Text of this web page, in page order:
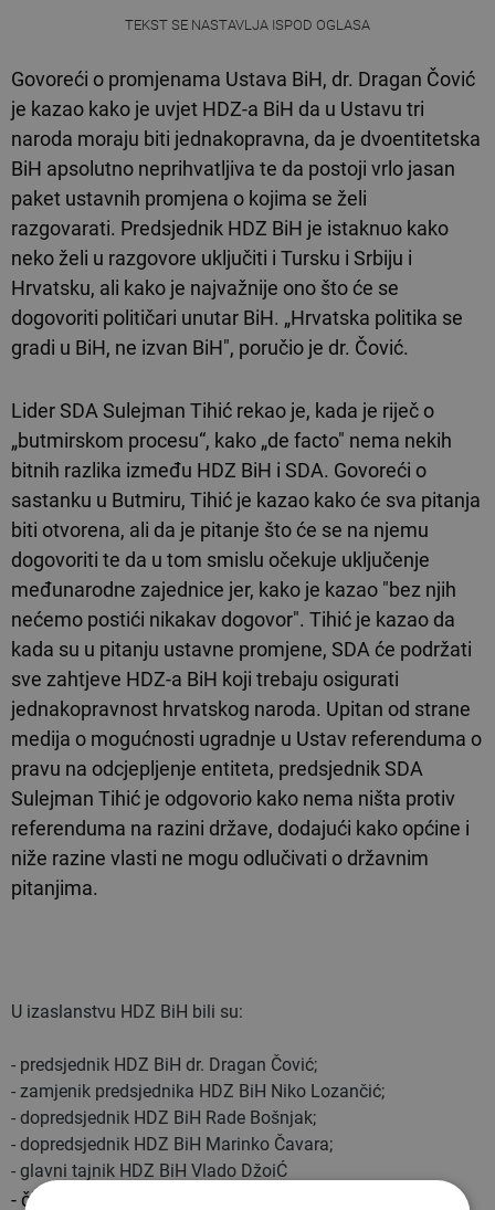
TEKST SE NASTAVLJA ISPOD OGLASA
Govoreći o promjenama Ustava BiH, dr. Dragan Čović
je kazao kako je uvjet HDZ-a BiH da u Ustavu tri
naroda moraju biti jednakopravna, da je dvoentitetska
BiH apsolutno neprihvatljiva te da postoji vrlo jasan
paket ustavnih promjena o kojima se želi
razgovarati. Predsjednik HDZ BiH je istaknuo kako
neko želi u razgovore uključiti i Tursku i Srbiju i
Hrvatsku, ali kako je najvažnije ono što će se
dogovoriti političari unutar BiH. „Hrvatska politika se
gradi u BiH, ne izvan BiH", poručio je dr. Čović.
Lider SDA Sulejman Tihić rekao je, kada je riječ o
„butmirskom procesu“, kako „de facto" nema nekih
bitnih razlika između HDZ BiH i SDA. Govoreći o
sastanku u Butmiru, Tihić je kazao kako će sva pitanja
biti otvorena, ali da je pitanje što će se na njemu
dogovoriti te da u tom smislu očekuje uključenje
međunarodne zajednice jer, kako je kazao "bez njih
nećemo postići nikakav dogovor". Tihić je kazao da
kada su u pitanju ustavne promjene, SDA će podržati
sve zahtjeve HDZ-a BiH koji trebaju osigurati
jednakopravnost hrvatskog naroda. Upitan od strane
medija o mogućnosti ugradnje u Ustav referenduma o
pravu na odcjepljenje entiteta, predsjednik SDA
Sulejman Tihić je odgovorio kako nema ništa protiv
referenduma na razini države, dodajući kako općine i
niže razine vlasti ne mogu odlučivati o državnim
pitanjima.
U izaslanstvu HDZ BiH bili su:
- predsjednik HDZ BiH dr. Dragan Čović;
- zamjenik predsjednika HDZ BiH Niko Lozančić;
- dopredsjednik HDZ BiH Rade Bošnjak;
- dopredsjednik HDZ BiH Marinko Čavara;
- glavni tajnik HDZ BiH Vlado DžoiĆ
- član Predsjedništva HDZ BiH i predsjednik